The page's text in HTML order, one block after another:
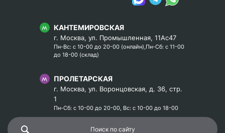
КАНТЕМИРОВСКАЯ
г. Москва, ул. Промышленная, 11Ас47
Пн-Вс: с 10-00 до 20-00 (онлайн),Пн-Сб: с 11-00
до 18-00 (склад)
ПРОЛЕТАРСКАЯ
г. Москва, ул. Воронцовская, д. 36, стр.
1
Пн-Сб: с 10-00 до 20-00, Вс: с 10-00 до 18-00